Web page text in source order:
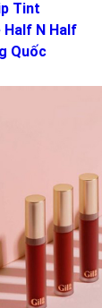
Tint
Half N Half
Quốc